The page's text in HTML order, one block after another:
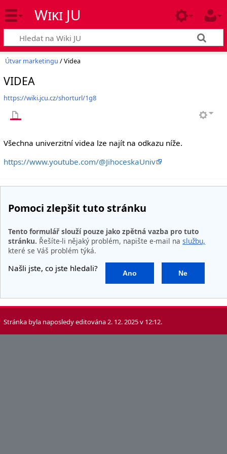
Wiki JU
Útvar marketingu / Videa
VIDEA
https://wiki.jcu.cz/shorturl/1g8
Všechna univerzitní videa lze najít na odkazu níže.
https://www.youtube.com/@JihoceskaUniv
Pomoci zlepšit tuto stránku
Tento formulář slouží pouze jako zpětná vazba pro tuto
stránku. Řešíte-li nějaký problém, napište e-mail naslužbu,
které se Váš problém týká.
Našli jste, co jste hledali? Ano Ne
Stránka byla naposledy editována 2. 12. 2025 v 12:12.